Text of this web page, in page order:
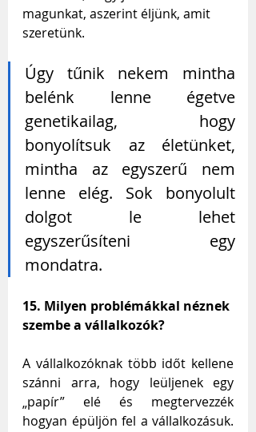
magunkat, aszerint éljünk, amit
szeretünk.
Úgy tűnik nekem mintha
belénk lenne égetve
genetikailag, hogy
bonyolítsuk az életünket,
mintha az egyszerű nem
lenne elég. Sok bonyolult
dolgot le lehet
egyszerűsíteni egy
mondatra.
15. Milyen problémákkal néznek
szembe a vállalkozók?
A vállalkozóknak több időt kellene
szánni arra, hogy leüljenek egy
„papír” elé és megtervezzék
hogyan épüljön fel a vállalkozásuk.